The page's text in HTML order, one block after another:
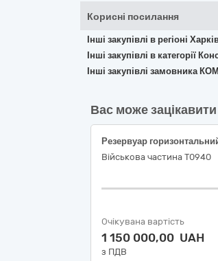
Корисні посилання
Інші закупівлі в регіоні
Інші закупівлі в категорії
Інші закупівлі
Вас може зацікавити
Військова частина Т0940
Очікувана вартість
1 150 000,00 UAH
з ПДВ